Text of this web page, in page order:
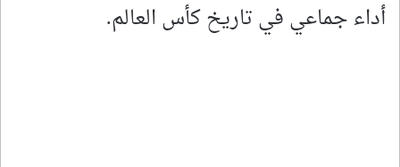
أداء جماعي في تاريخ كأس العالم.